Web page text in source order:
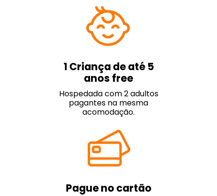
1 Criança de até 5
anos free
Hospedada com 2 adultos
pagantes na mesma
acomodação.
Pague no cartão